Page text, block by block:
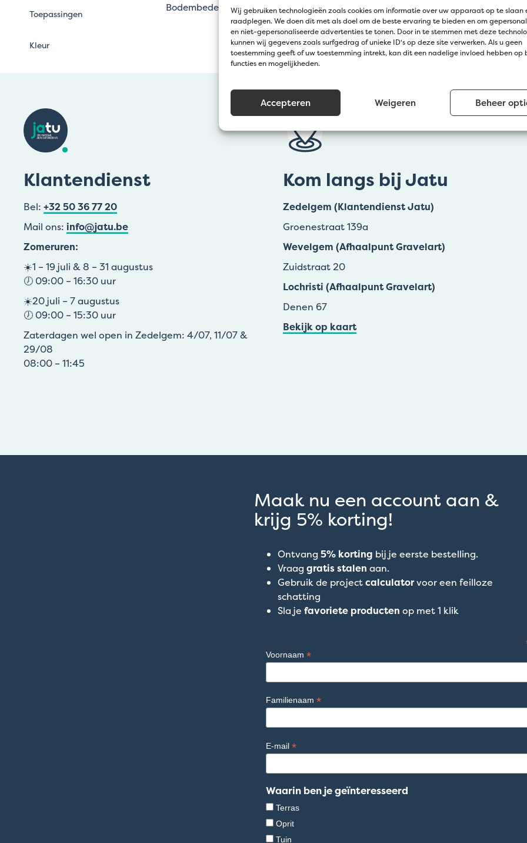
Wij gebruiken technologieën zoals cookies om informatie over uw apparaat op te slaan
raadplegen. We doen dit met als doel om de beste ervaring te bieden en om
en niet-gepersonaliseerde advertenties te tonen. Door in te stemmen met deze
kunnen wij gegevens zoals surfgedrag of unieke ID's op deze site verwerken. Als u geen
toestemming geeft of uw toestemming intrekt, kan dit een nadelige invloed hebben op
functies en mogelijkheden.
Accepteren Weigeren Beheer
Toepassingen
Bodembedekking, Bodemverbeteraar, Drainage,
Funderingen
Kleur Bordeaux, Bruin, Grijs, Zwart
Klantendienst
Bel: +32 50 36 77 20
Mail ons: info@jatu.be
Zomeruren:
☀️1 – 19 juli & 8 – 31 augustus
🕖 09:00 – 16:30 uur
☀️20 juli – 7 augustus
🕖 09:00 – 15:30 uur
Zaterdagen wel open in Zedelgem: 4/07, 11/07 &
29/08
08:00 – 11:45
Kom langs bij Jatu
Zedelgem (Klantendienst Jatu)
Groenestraat 139a
Wevelgem (Afhaalpunt Gravelart)
Zuidstraat 20
Lochristi (Afhaalpunt Gravelart)
Denen 67
Bekijk op kaart
Maak nu een account aan &
krijg 5% korting!
Ontvang 5% korting bij je eerste bestelling.
Vraag gratis stalen aan.
Gebruik de projectcalculatorvoor een feilloze
schatting
Sla je favoriete producten op met 1 klik
Voornaam *
Familienaam *
E-mail *
Waarin ben je geïnteresseerd
Terras
Oprit
Tuin